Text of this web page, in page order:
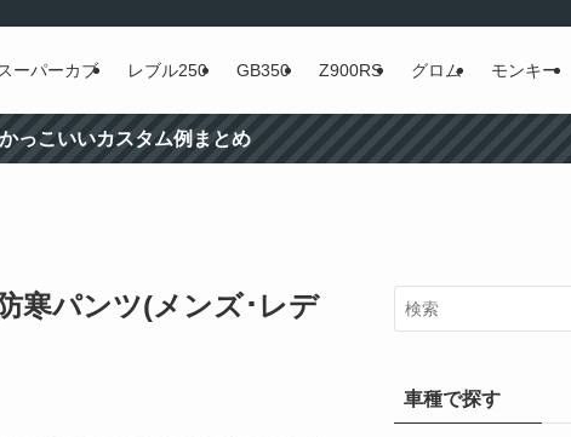
スーパーカブ レブル250 GB350 Z900RS グロム モンキー
っこいいカスタム例まとめ
寒パンツ(メンズ･レデ
車種で探す